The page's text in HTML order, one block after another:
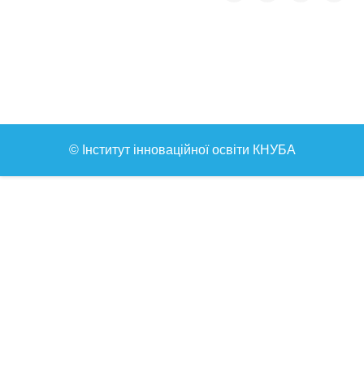
© Інститут інноваційної освіти КНУБА